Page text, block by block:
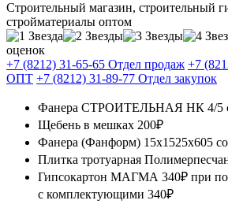
Строительный магазин, строительный
стройматериалы оптом
оценок
+7 (8212) 31-65-65 Отдел продаж +7
ОПТ +7 (8212) 31-89-77 Отдел закупок
Фанера СТРОИТЕЛЬНАЯ НК 4/5
Щебень в мешках 200₽
Фанера (Фанформ) 15х1525х605
Плитка тротуарная
Гипсокартон МАГМА 340₽ при
с комплектующими 340₽